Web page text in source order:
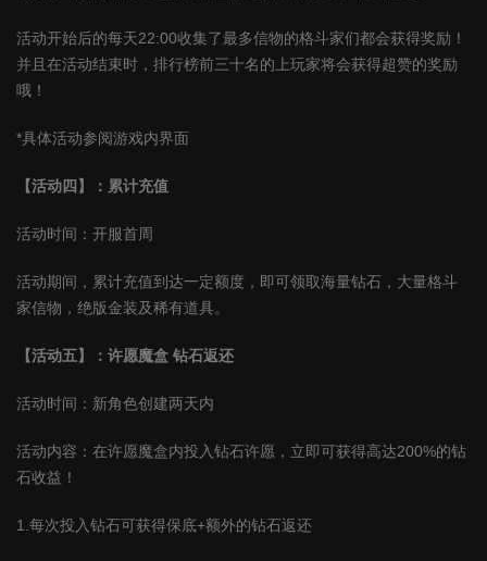
活动开始后的每天22:00收集了最多信物的格斗家们都会获得奖励！
并且在活动结束时，排行榜前三十名的上玩家将会获得超赞的奖励
哦！
*具体活动参阅游戏内界面
【活动四】：累计充值
活动时间：开服首周
活动期间，累计充值到达一定额度，即可领取海量钻石，大量格斗
家信物，绝版金装及稀有道具。
【活动五】：许愿魔盒 钻石返还
活动时间：新角色创建两天内
活动内容：在许愿魔盒内投入钻石许愿，立即可获得高达200%的钻
石收益！
1.每次投入钻石可获得保底+额外的钻石返还